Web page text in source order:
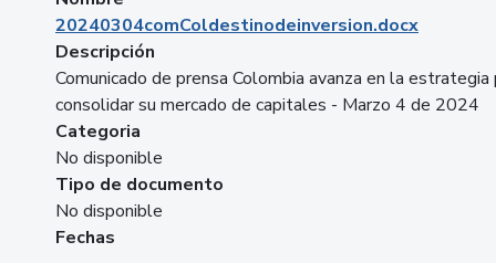
20240304comColdestinodeinversion.docx
Descripción
Comunicado de prensa Colombia avanza en la estrategia
consolidar su mercado de capitales - Marzo 4 de 2024
Categoria
No disponible
Tipo de documento
No disponible
Fechas